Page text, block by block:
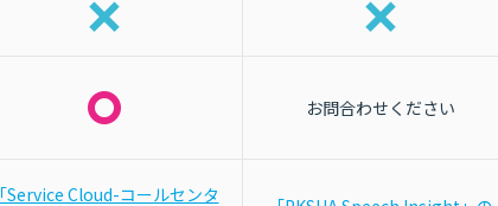
お問合わせください
「Service Cloud-コールセンタ